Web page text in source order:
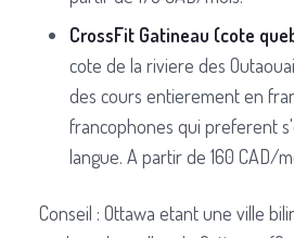
CrossFit Gatineau (cote
cote de la riviere des
des cours entierement en
francophones qui preferent
langue. A partir de 160 CAD/
Conseil : Ottawa etant une ville